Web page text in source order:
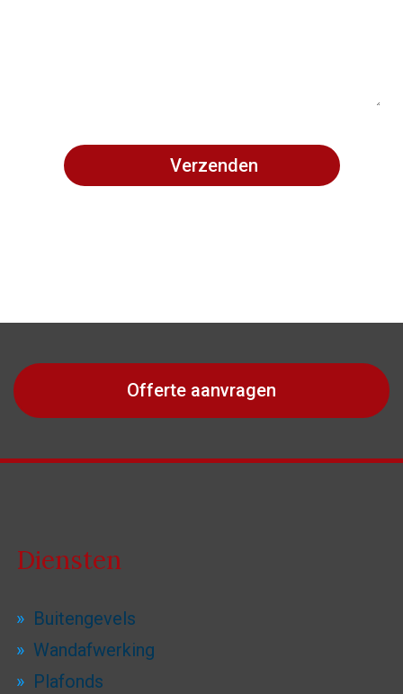
Offerte aanvragen
Diensten
Buitengevels
Wandafwerking
Plafonds